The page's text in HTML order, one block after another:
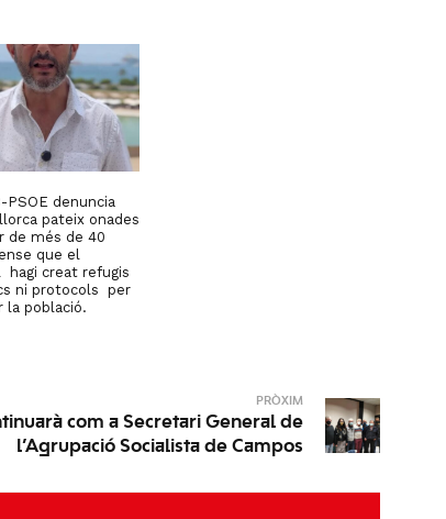
PSOE denuncia
pateix onades
de més de 40
que el
hagi creat refugis
ni protocols per
la població.
PRÒXIM
com a Secretari General de
l’Agrupació Socialista de Campos